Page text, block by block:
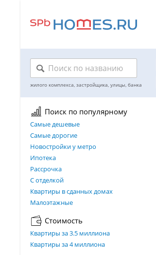
Поиск по популярному
Самые дешевые
Самые дорогие
Новостройки у метро
Ипотека
Рассрочка
С отделкой
Квартиры в сданных домах
Малоэтажные
Стоимость
Квартиры за 3.5 миллиона
Квартиры за 4 миллиона